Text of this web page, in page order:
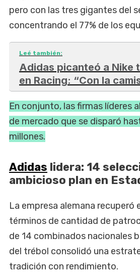
pero con las tres gigantes del
concentrando el 77% de los
Leé también:
Adidas picanteó a Nike
en Racing: “Con la
En conjunto, las firmas líderes
de mercado que se disparó
millones.
Adidas lidera: 14
ambicioso plan en
La empresa alemana recuperó
términos de cantidad de
de 14 combinados nacionales
del trébol consolidó una
tradición con rendimiento.